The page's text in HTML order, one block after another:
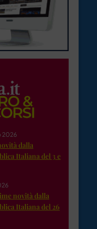
2026
dalla
Italiana del 3 e
novità dalla
Italiana del 26